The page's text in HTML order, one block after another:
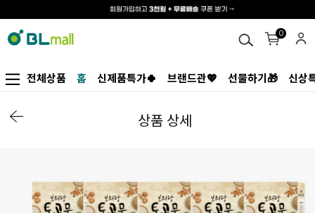
0
전체상품 홈 신제품특가🍀 브랜드관💖 선물하기🎁 신상
상품 상세